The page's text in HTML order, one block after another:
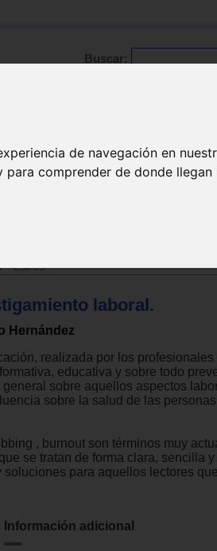
de navegación en
comprender de donde llegan
Buscar:
- Estrés
laboral.
Hernández
realizada por los
educativa y sobre todo
sobre aquellos aspectos
sobre la salud de las
, burnout son términos muy
se tratan de forma clara, sencilla
soluciones para aquellos lectores
Información adicional